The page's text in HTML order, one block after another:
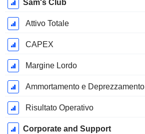
Sam's Club
Attivo Totale
CAPEX
Margine Lordo
Ammortamento e Deprezzamento
Risultato Operativo
Corporate and Support